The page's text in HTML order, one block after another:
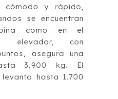
y rápido,
se encuentran
como en el
elevador, con
asegura una
3,900 kg. El
hasta 1.700